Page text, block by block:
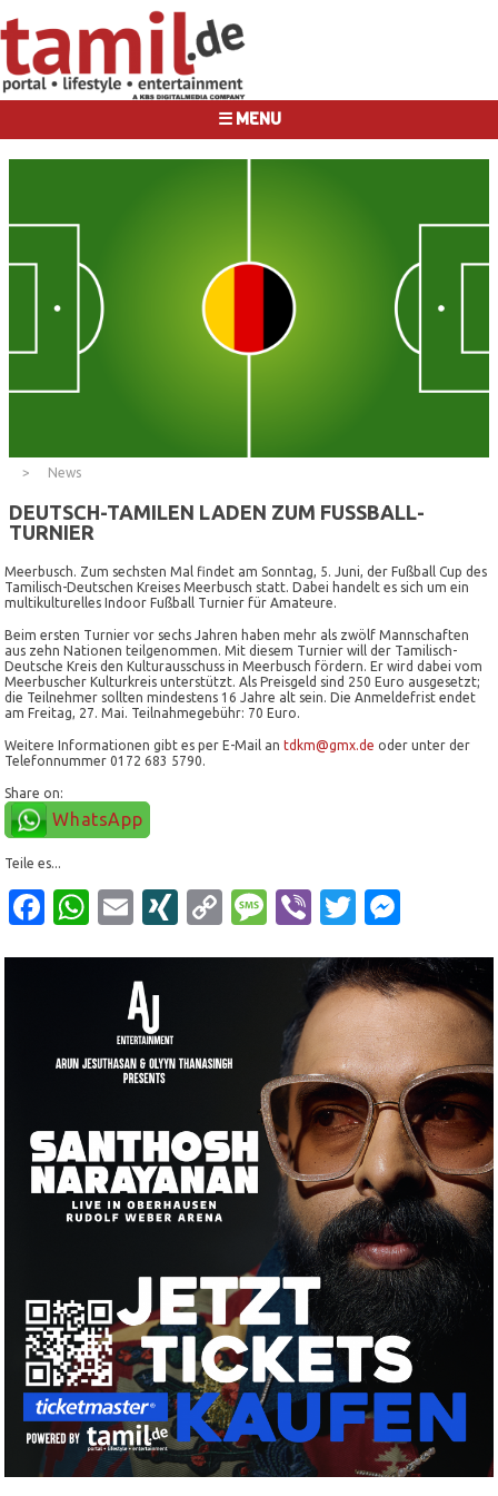
☰ MENU
News
DEUTSCH-TAMILEN LADEN ZUM FUSSBALL-T
URNIER
Meerbusch. Zum sechsten Mal findet am Sonntag, 5. Juni, der Fußball Cup des
Tamilisch-Deutschen Kreises Meerbusch statt. Dabei handelt es sich um ein
multikulturelles Indoor Fußball Turnier für Amateure.
Beim ersten Turnier vor sechs Jahren haben mehr als zwölf Mannschaften
aus zehn Nationen teilgenommen. Mit diesem Turnier will der Tamilisch-
Deutsche Kreis den Kulturausschuss in Meerbusch fördern. Er wird dabei vom
Meerbuscher Kulturkreis unterstützt. Als Preisgeld sind 250 Euro ausgesetzt;
die Teilnehmer sollten mindestens 16 Jahre alt sein. Die Anmeldefrist endet
am Freitag, 27. Mai. Teilnahmegebühr: 70 Euro.
Weitere Informationen gibt es per E-Mail antdkm@gmx.de oder unter der
Telefonnummer 0172 683 5790.
Share on:
WhatsApp
Teile es...
Facebook
WhatsApp
EmailXINGCopyMessage
ViberTwitter